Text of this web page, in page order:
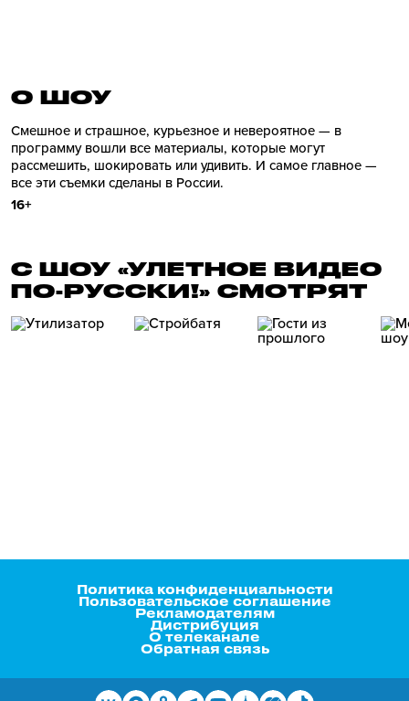
О ШОУ
Смешное и страшное, курьезное и невероятное — в
программу вошли все материалы, которые могут
рассмешить, шокировать или удивить. И самое главное —
все эти съемки сделаны в России.
16+
С ШОУ «УЛЕТНОЕ ВИДЕО
ПО-РУССКИ!» СМОТРЯТ
Политика конфиденциальности
Пользовательское соглашение
Рекламодателям
Дистрибуция
О телеканале
Обратная связь